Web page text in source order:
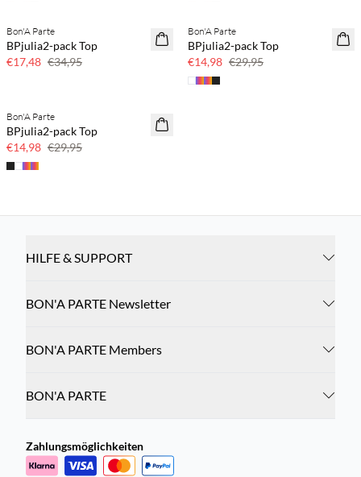
50 % Rabatt
Bon'A Parte
BPjulia2-pack Top
€17,48 €34,95
50 % Rabatt
Bon'A Parte
BPjulia2-pack Top
€14,98 €29,95
50 % Rabatt
Bon'A Parte
BPjulia2-pack Top
€14,98 €29,95
HILFE & SUPPORT
BON'A PARTE Newsletter
BON'A PARTE Members
BON'A PARTE
Zahlungsmöglichkeiten